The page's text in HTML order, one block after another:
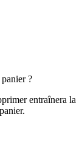
?
entraînera la